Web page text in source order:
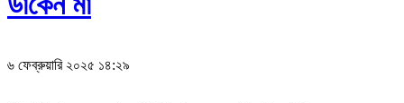
৬ ফেব্রুয়ারি ২০২৫ ১৪:২৯